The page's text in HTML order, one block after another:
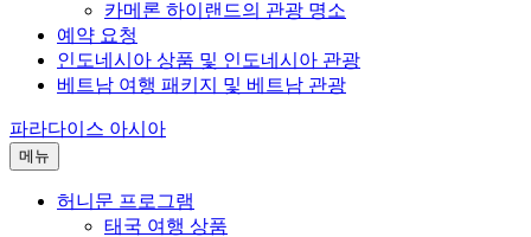
카메론 하이랜드의 관광 명소
예약 요청
인도네시아 상품 및 인도네시아 관광
베트남 여행 패키지 및 베트남 관광
파라다이스 아시아
메뉴
허니문 프로그램
태국 여행 상품